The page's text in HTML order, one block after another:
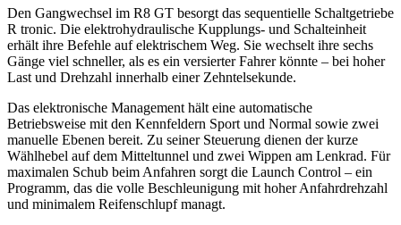
Den Gangwechsel im R8 GT besorgt das sequentielle Schaltgetriebe
R tronic. Die elektrohydraulische Kupplungs- und Schalteinheit
erhält ihre Befehle auf elektrischem Weg. Sie wechselt ihre sechs
Gänge viel schneller, als es ein versierter Fahrer könnte – bei hoher
Last und Drehzahl innerhalb einer Zehntelsekunde.
Das elektronische Management hält eine automatische
Betriebsweise mit den Kennfeldern Sport und Normal sowie zwei
manuelle Ebenen bereit. Zu seiner Steuerung dienen der kurze
Wählhebel auf dem Mitteltunnel und zwei Wippen am Lenkrad. Für
maximalen Schub beim Anfahren sorgt die Launch Control – ein
Programm, das die volle Beschleunigung mit hoher Anfahrdrehzahl
und minimalem Reifenschlupf managt.